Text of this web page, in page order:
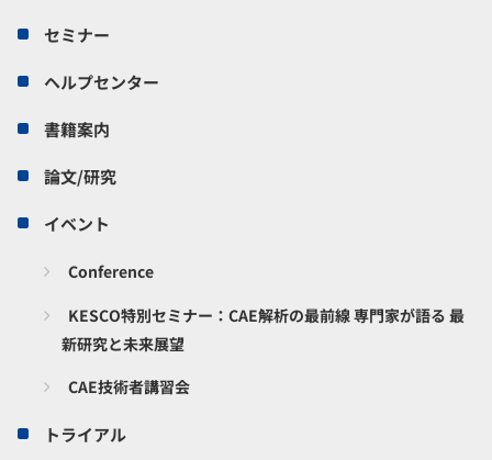
セミナー
ヘルプセンター
書籍案内
論文/研究
イベント
Conference
KESCO特別セミナー：CAE解析の最前線 専門家が語る 最
新研究と未来展望
CAE技術者講習会
トライアル